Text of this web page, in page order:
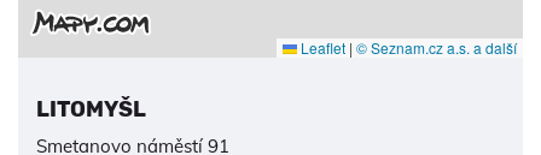
Leaflet | © Seznam.cz a.s. a další
LITOMYŠL
Smetanovo náměstí 91